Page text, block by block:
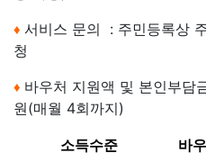
♦ 서비스 문의 : 주민등록상
청
♦ 바우처 지원액 및 본인부담
원(매월 4회까지)
소득수준 바